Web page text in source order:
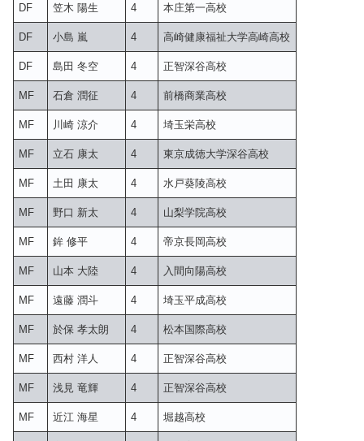
DF 笠木 陽生 4 本庄第一高校
DF 小島 嵐 4 高崎健康福祉大学高崎高校
DF 島田 冬空 4 正智深谷高校
MF 石倉 潤征 4 前橋商業高校
MF 川崎 涼介 4 埼玉栄高校
MF 立石 康太 4 東京成徳大学深谷高校
MF 土田 康太 4 水戸葵陵高校
MF 野口 新太 4 山梨学院高校
MF 鉾 修平 4 帝京長岡高校
MF 山本 大陸 4 入間向陽高校
MF 遠藤 潤斗 4 埼玉平成高校
MF 於保 孝太朗 4 松本国際高校
MF 西村 洋人 4 正智深谷高校
MF 浅見 竜輝 4 正智深谷高校
MF 近江 海星 4 堀越高校